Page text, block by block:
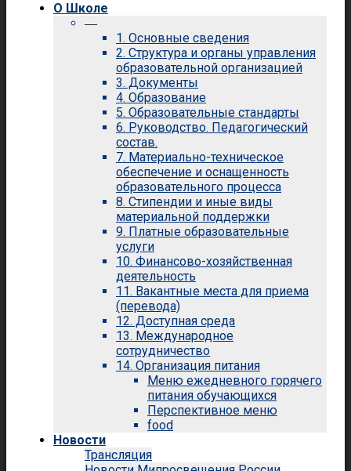
О Школе
—
1. Основные сведения
2. Структура и органы управления
образовательной организацией
3. Документы
4. Образование
5. Образовательные стандарты
6. Руководство. Педагогический
состав.
7. Материально-техническое
обеспечение и оснащенность
образовательного процесса
8. Стипендии и иные виды
материальной поддержки
9. Платные образовательные
услуги
10. Финансово-хозяйственная
деятельность
11. Вакантные места для приема
(перевода)
12. Доступная среда
13. Международное
сотрудничество
14. Организация питания
Меню ежедневного горячего
питания обучающихся
Перспективное меню
food
Новости
Трансляция